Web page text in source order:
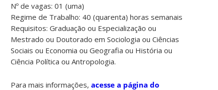
Nº de vagas: 01 (uma)
Regime de Trabalho: 40 (quarenta) horas semanais
Requisitos: Graduação ou Especialização ou
Mestrado ou Doutorado em Sociologia ou Ciências
Sociais ou Economia ou Geografia ou História ou
Ciência Política ou Antropologia.
Para mais informações,acesse a página do